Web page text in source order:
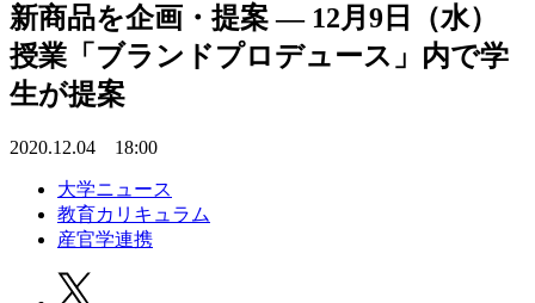
新商品を企画・提案 — 12月9日（水）
授業「ブランドプロデュース」内で学
生が提案
2020.12.04 18:00
大学ニュース
教育カリキュラム
産官学連携